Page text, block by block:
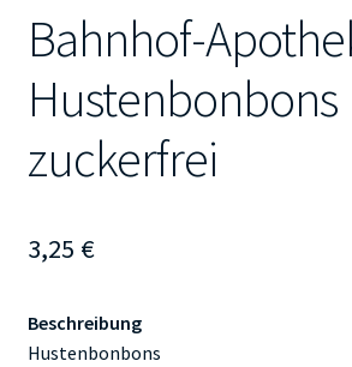
Bahnhof-
Hustenbonbons
zuckerfrei
3,25 €
Beschreibung
Hustenbonbons